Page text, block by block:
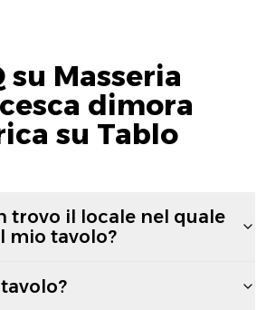
su Masseria
dimora
su Tablo
trovo il locale nel quale
mio tavolo?